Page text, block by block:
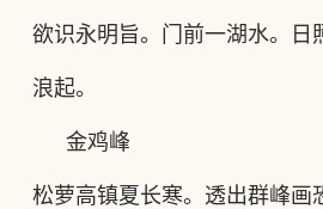
欲识永明旨。门前一湖水。日
浪起。
金鸡峰
松萝高镇夏长寒。透出群峰画